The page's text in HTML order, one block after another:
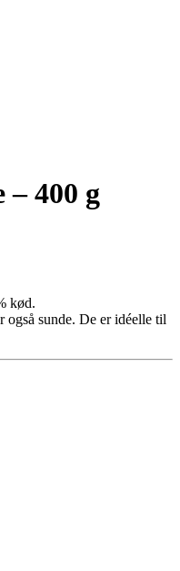
– 400 g
kød.
sunde. De er idéelle til